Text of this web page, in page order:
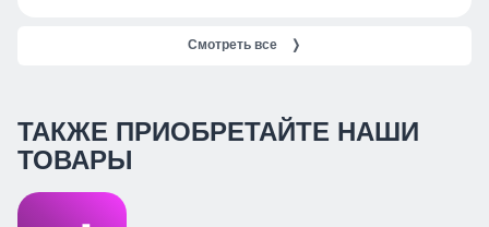
Смотреть все ❭
ТАКЖЕ ПРИОБРЕТАЙТЕ НАШИ
ТОВАРЫ